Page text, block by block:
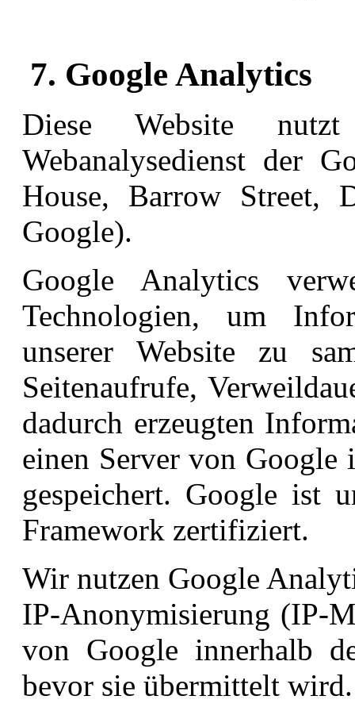
7. Google Analytics
Diese Website
Webanalysedienst der
House, Barrow Street,
Google).
Google Analytics
Technologien, um
unserer Website zu
Seitenaufrufe,
dadurch erzeugten
einen Server von Google
gespeichert. Google ist
Framework zertifiziert.
Wir nutzen Google
IP-Anonymisierung (IP-
von Google innerhalb
bevor sie übermittelt wird.